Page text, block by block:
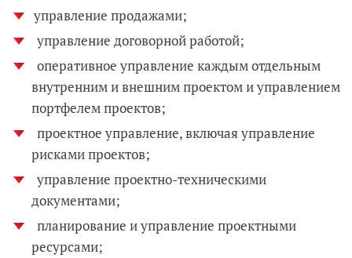
управление продажами;
управление договорной работой;
оперативное управление каждым отдельным
внутренним и внешним проектом и управлением
портфелем проектов;
проектное управление, включая управление
рисками проектов;
управление проектно-техническими
документами;
планирование и управление проектными
ресурсами;